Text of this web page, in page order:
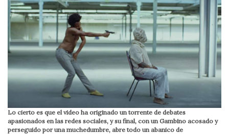
Lo cierto es que el video ha originado un torrente de debates
apasionados en las redes sociales, y su final, con un Gambino acosado y
perseguido por una muchedumbre, abre todo un abanico de